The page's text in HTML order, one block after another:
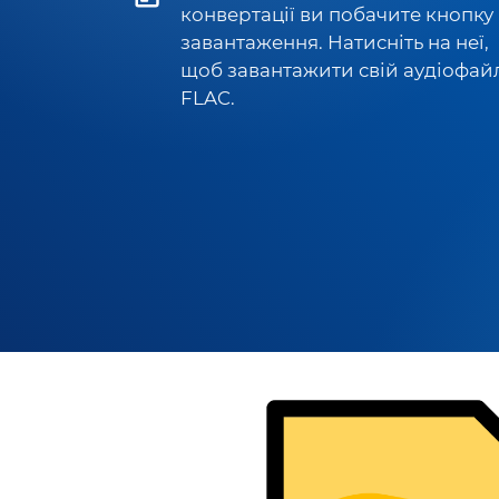
конвертації ви побачите кнопку
завантаження. Натисніть на неї,
щоб завантажити свій
FLAC.